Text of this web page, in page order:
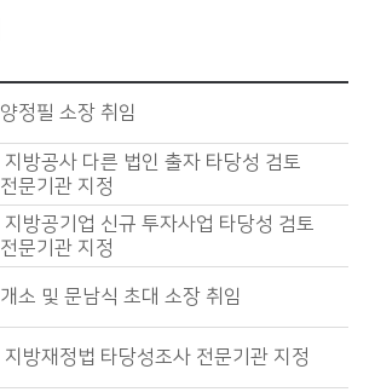
양정필 소장 취임
지방공사 다른 법인 출자 타당성 검토
전문기관 지정
지방공기업 신규 투자사업 타당성 검토
전문기관 지정
개소 및 문남식 초대 소장 취임
지방재정법 타당성조사 전문기관 지정